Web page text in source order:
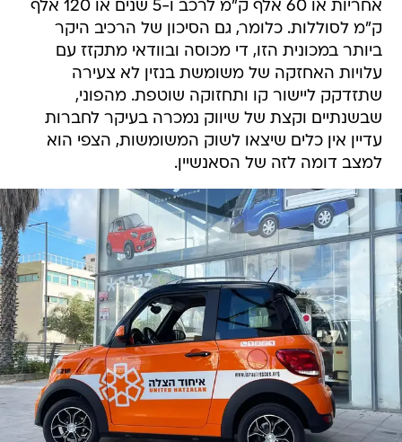
אחריות או 60 אלף ק"מ לרכב ו-5 שנים או 120 אלף
ק"מ לסוללות. כלומר, גם הסיכון של הרכיב היקר
ביותר במכונית הזו, די מכוסה ובוודאי מתקזז עם
עלויות האחזקה של משומשת בנזין לא צעירה
שתזדקק ליישור קו ותחזוקה שוטפת. מהפוני,
שבשנתיים וקצת של שיווק נמכרה בעיקר לחברות
עדיין אין כלים שיצאו לשוק המשומשות, הצפי הוא
למצב דומה לזה של הסאנשיין.